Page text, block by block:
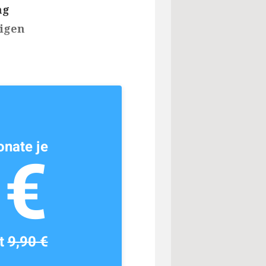
je
9,90 €